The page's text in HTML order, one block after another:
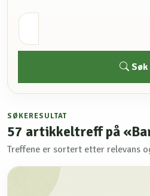
Søk
SØKERESULTAT
57 artikkeltreff på
Treffene er sortert etter relevans